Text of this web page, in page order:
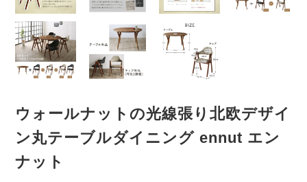
ウォールナットの光線張り北欧デザイ
ン丸テーブルダイニング ennut エン
ナット